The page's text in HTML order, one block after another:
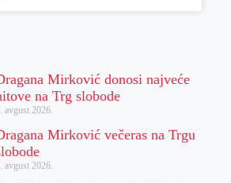
Mirković donosi najveće
na Trg slobode
avgust 2026.
Mirković večeras na Trgu
avgust 2026.